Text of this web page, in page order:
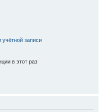
записи
в этот раз